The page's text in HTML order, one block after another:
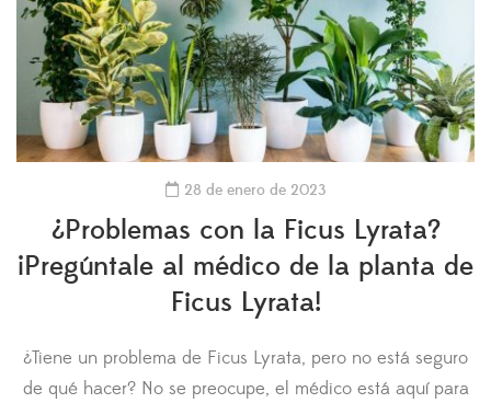
28 de enero de 2023
¿Problemas con la Ficus Lyrata?
¡Pregúntale al médico de la planta de
Ficus Lyrata!
¿Tiene un problema de Ficus Lyrata, pero no está seguro
de qué hacer? No se preocupe, el médico está aquí para